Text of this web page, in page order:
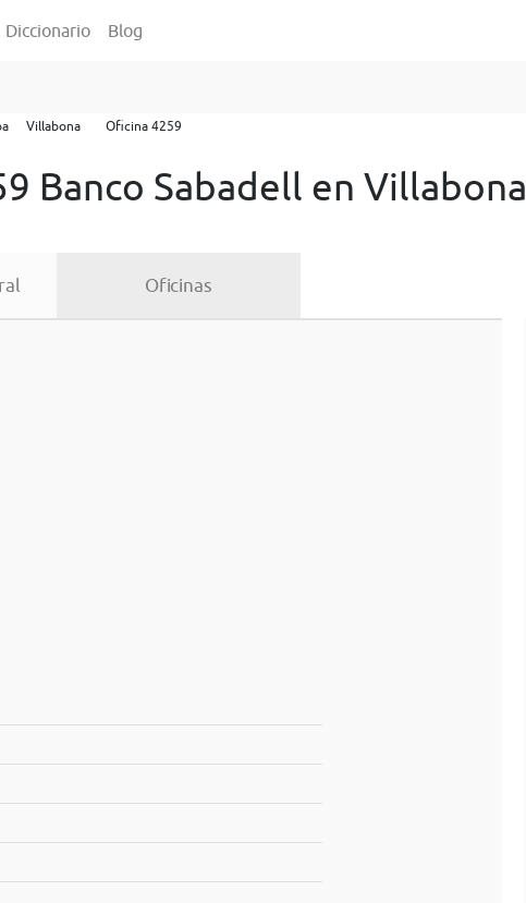
Diccionario Blog
Villabona Oficina 4259
Banco Sabadell en Villabona
Oficinas